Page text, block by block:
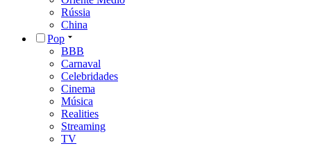
Rússia
China
Pop
BBB
Carnaval
Celebridades
Cinema
Música
Realities
Streaming
TV